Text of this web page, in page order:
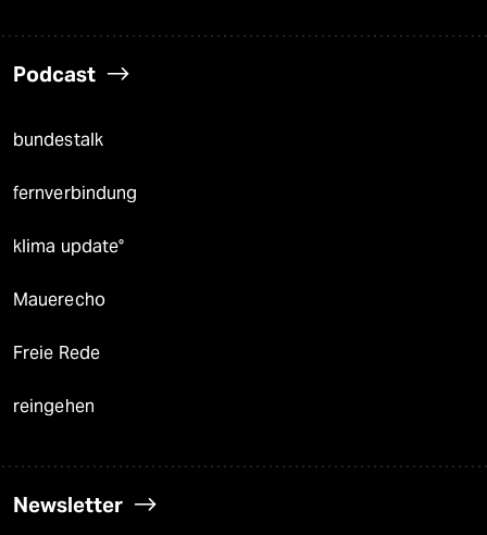
Podcast
bundestalk
fernverbindung
klima update°
Mauerecho
Freie Rede
reingehen
Newsletter